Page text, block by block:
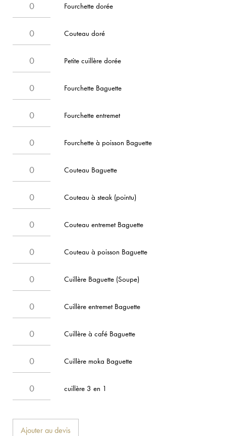
Fourchette dorée
Couteau doré
Petite cuillère dorée
Fourchette Baguette
Fourchette entremet
Fourchette à poisson Baguette
Couteau Baguette
Couteau à steak (pointu)
Couteau entremet Baguette
Couteau à poisson Baguette
Cuillère Baguette (Soupe)
Cuillère entremet Baguette
Cuillère à café Baguette
Cuillère moka Baguette
cuillère 3 en 1
Ajouter au devis